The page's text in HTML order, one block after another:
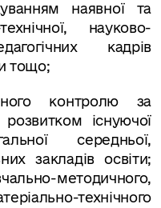
наявної та
науково-
кадрів
тощо;
контролю за
існуючої
середньої,
закладів освіти;
методичного,
технічного